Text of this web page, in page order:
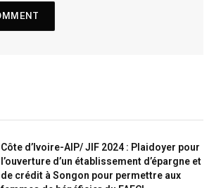
Côte d’Ivoire-AIP/ JIF 2024 : Plaidoyer pour
l’ouverture d’un établissement d’épargne et
de crédit à Songon pour permettre aux